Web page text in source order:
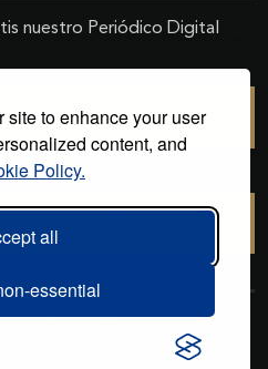
site to enhance your user
content, and
Policy.
all
essential
nuestro Periódico Digital
por
.